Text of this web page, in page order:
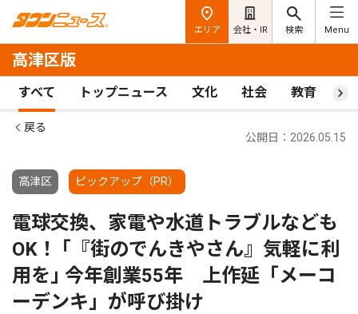
エリア 会社・IR 検索 Menu
高津区版
すべて トップニュース 文化 社会 教育 ス
戻る
高津区 ピックアップ（PR）
公開日：2026.05.15
電球交換、家電や水道トラブルなども
OK！ ｢『街のでんきやさん』気軽に利
用を｣ 今年創業55年 上作延「メーコ
ーデンキ」が呼び掛け